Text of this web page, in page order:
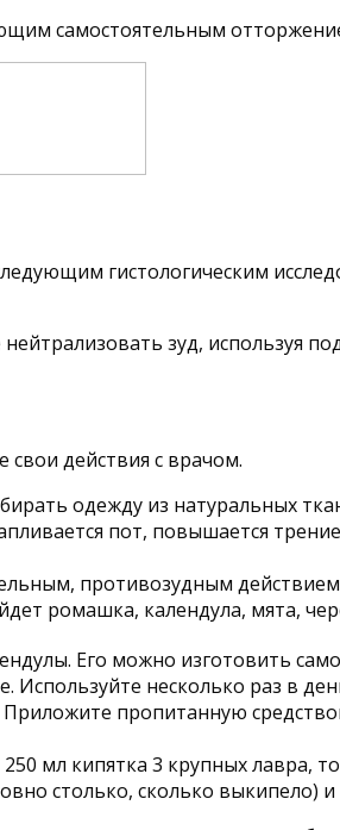
самостоятельным
гистологическим
зуд, используя
действия с врачом.
одежду из натуральных
пот, повышается
противозудным
ромашка, календула, мята,
Его можно изготовить
Используйте несколько раз в
пропитанную
мл кипятка 3 крупных лавра,
столько, сколько выкипело)